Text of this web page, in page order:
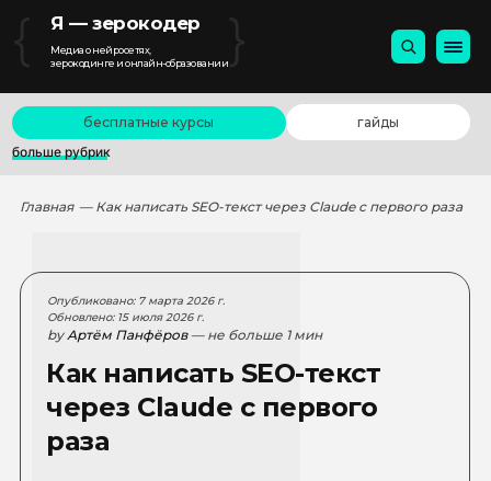
{ Я — зерокодер
Медиа о нейросетях,
зерокодинге и онлайн-образовании}
бесплатные курсы
гайды
больше рубрик
Главная — Как написать SEO-текст через Claude с первого раза
Опубликовано: 7 марта 2026 г.
Обновлено: 15 июля 2026 г.
byАртём Панфёров — не больше 1 мин
Как написать SEO-текст
через Claude с первого
раза